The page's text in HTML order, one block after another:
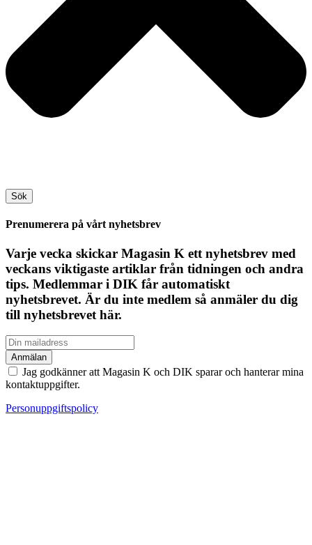
Sök
Prenumerera på vårt nyhetsbrev
Varje vecka skickar Magasin K ett nyhetsbrev med
veckans viktigaste artiklar från tidningen och andra
tips. Medlemmar i DIK får automatiskt
nyhetsbrevet. Är du inte medlem så anmäler du dig
till nyhetsbrevet här.
Jag godkänner att Magasin K och DIK sparar och hanterar mina
kontaktuppgifter.
Personuppgiftspolicy